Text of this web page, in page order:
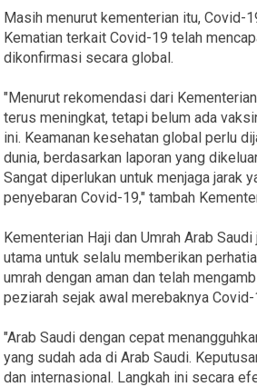
Masih menurut kementerian itu, Covid-
Kematian terkait Covid-19 telah
dikonfirmasi secara global.
"Menurut rekomendasi dari
terus meningkat, tetapi belum ada
ini. Keamanan kesehatan global perlu
dunia, berdasarkan laporan yang
Sangat diperlukan untuk menjaga jarak
penyebaran Covid-19," tambah
Kementerian Haji dan Umrah Arab
utama untuk selalu memberikan
umrah dengan aman dan telah
peziarah sejak awal merebaknya Covid-
"Arab Saudi dengan cepat
yang sudah ada di Arab Saudi.
dan internasional. Langkah ini secara